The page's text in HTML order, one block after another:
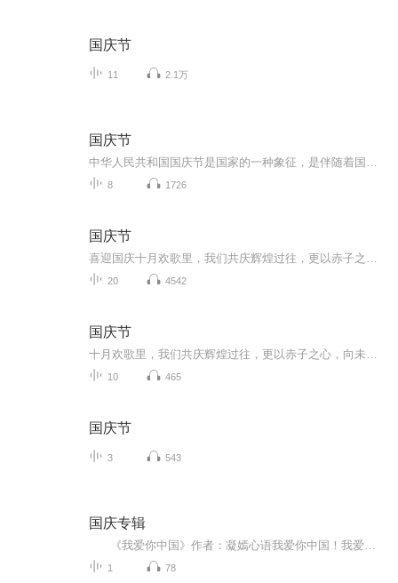
国庆节
11 2.1万
国庆节
8 1726
国庆节
20 4542
国庆节
10 465
国庆节
3 543
国庆专辑
1 78